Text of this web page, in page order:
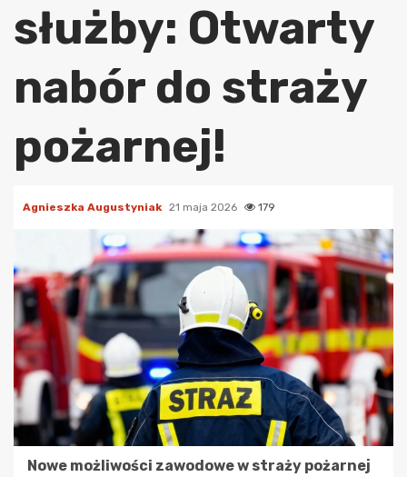
służby: Otwarty
nabór do straży
pożarnej!
Agnieszka Augustyniak 21 maja 2026 179
Nowe możliwości zawodowe w straży pożarnej